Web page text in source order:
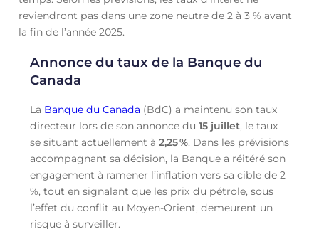
reviendront pas dans une zone neutre de 2 à 3 % avant
la fin de l’année 2025.
Annonce du taux de la Banque du
Canada
La Banque du Canada (BdC) a maintenu son taux
directeur lors de son annonce du 15 juillet, le taux
se situant actuellement à 2,25%. Dans les prévisions
accompagnant sa décision, la Banque a réitéré son
engagement à ramener l’inflation vers sa cible de 2
%, tout en signalant que les prix du pétrole, sous
l’effet du conflit au Moyen-Orient, demeurent un
risque à surveiller.